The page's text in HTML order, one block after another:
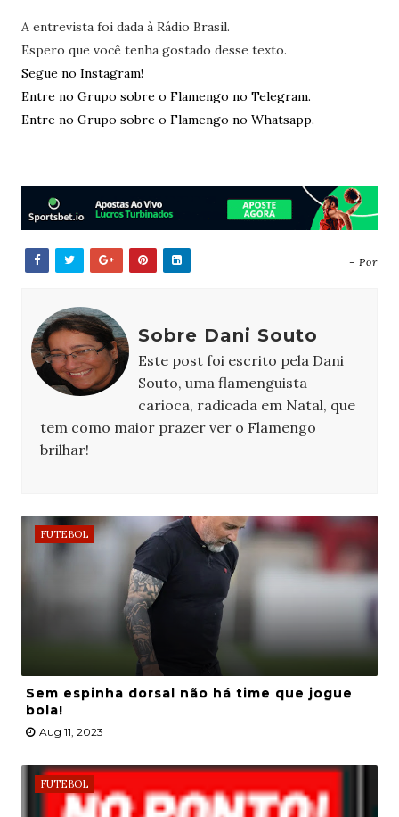
A entrevista foi dada à Rádio Brasil.
Espero que você tenha gostado desse texto.
Segue no Instagram!
Entre no Grupo sobre o Flamengo no Telegram.
Entre no Grupo sobre o Flamengo no Whatsapp.
- Por
Sobre Dani Souto
Este post foi escrito pela Dani
Souto, uma flamenguista
carioca, radicada em Natal, que
tem como maior prazer ver o Flamengo
brilhar!
FUTEBOL
Sem espinha dorsal não há time que jogue
bola!
Aug 11, 2023
FUTEBOL